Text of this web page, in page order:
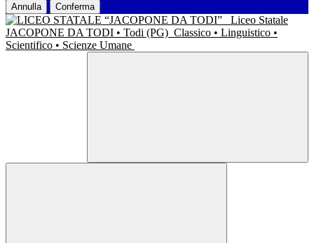
Annulla Conferma
Liceo Statale
JACOPONE DA TODI • Todi (PG) Classico • Linguistico •
Scientifico • Scienze Umane